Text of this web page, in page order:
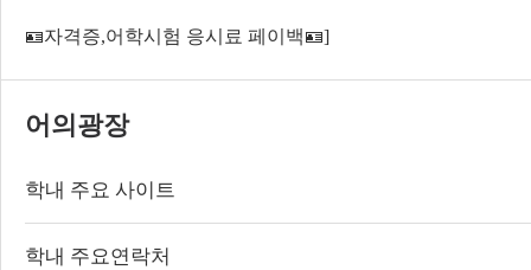
🪪자격증,어학시험 응시료 페이백🪪]
어의광장
학내 주요 사이트
학내 주요연락처